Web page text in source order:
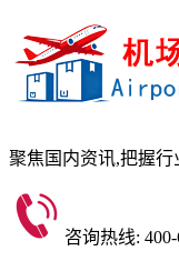
聚焦国内资讯,把握行
咨询热线: 400-